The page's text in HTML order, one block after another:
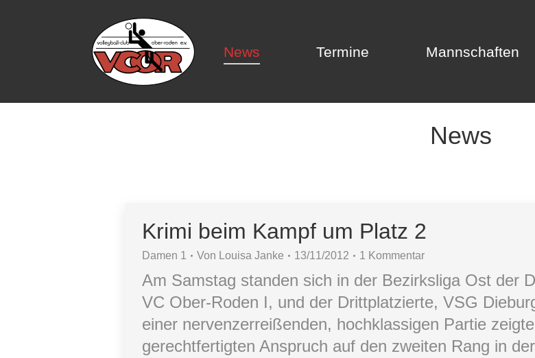
News Termine Mannschaften
News
Krimi beim Kampf um Platz 2
Damen 1 Von Louisa Janke 13/11/2012 1 Kommentar
Am Samstag standen sich in der Bezirksliga Ost der
VC Ober-Roden I, und der Drittplatzierte, VSG
einer nervenzerreißenden, hochklassigen Partie
gerechtfertigten Anspruch auf den zweiten Rang in